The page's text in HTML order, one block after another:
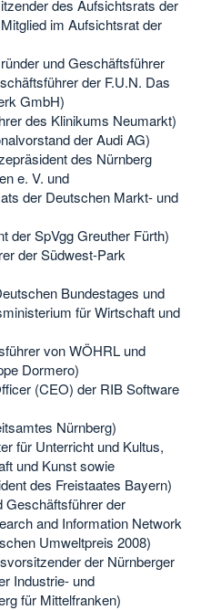
des Aufsichtsrats der
im Aufsichtsrat der
und Geschäftsführer
der F.U.N. Das
GmbH)
des Klinikums Neumarkt)
der Audi AG)
des Nürnberg
e. V. und
der Deutschen Markt- und
der SpVgg Greuther Fürth)
der Südwest-Park
Bundestages und
für Wirtschaft und
von WÖHRL und
Dormero)
(CEO) der RIB Software
Nürnberg)
für Unterricht und Kultus,
und Kunst sowie
des Freistaates Bayern)
Geschäftsführer der
and Information Network
Umweltpreis 2008)
der Nürnberger
Industrie- und
für Mittelfranken)